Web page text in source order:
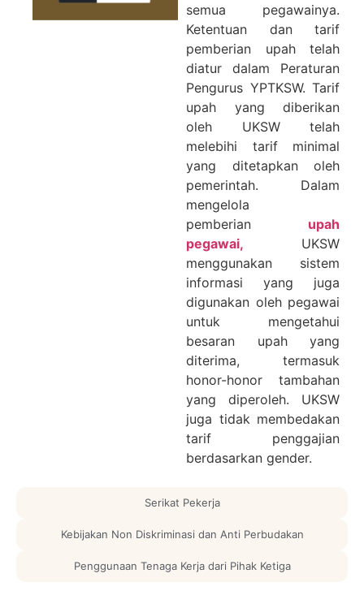
Serikat Pekerja
Kebijakan Non Diskriminasi dan Anti Perbudakan
Penggunaan Tenaga Kerja dari Pihak Ketiga
semua pegawainya.
Ketentuan dan tarif
pemberian upah telah
diatur dalam Peraturan
Pengurus YPTKSW. Tarif
upah yang diberikan
oleh UKSW telah
melebihi tarif minimal
yang ditetapkan oleh
pemerintah. Dalam
mengelola
pemberian upah
pegawai, UKSW
menggunakan sistem
informasi yang juga
digunakan oleh pegawai
untuk mengetahui
besaran upah yang
diterima, termasuk
honor-honor tambahan
yang diperoleh. UKSW
juga tidak membedakan
tarif penggajian
berdasarkan gender.